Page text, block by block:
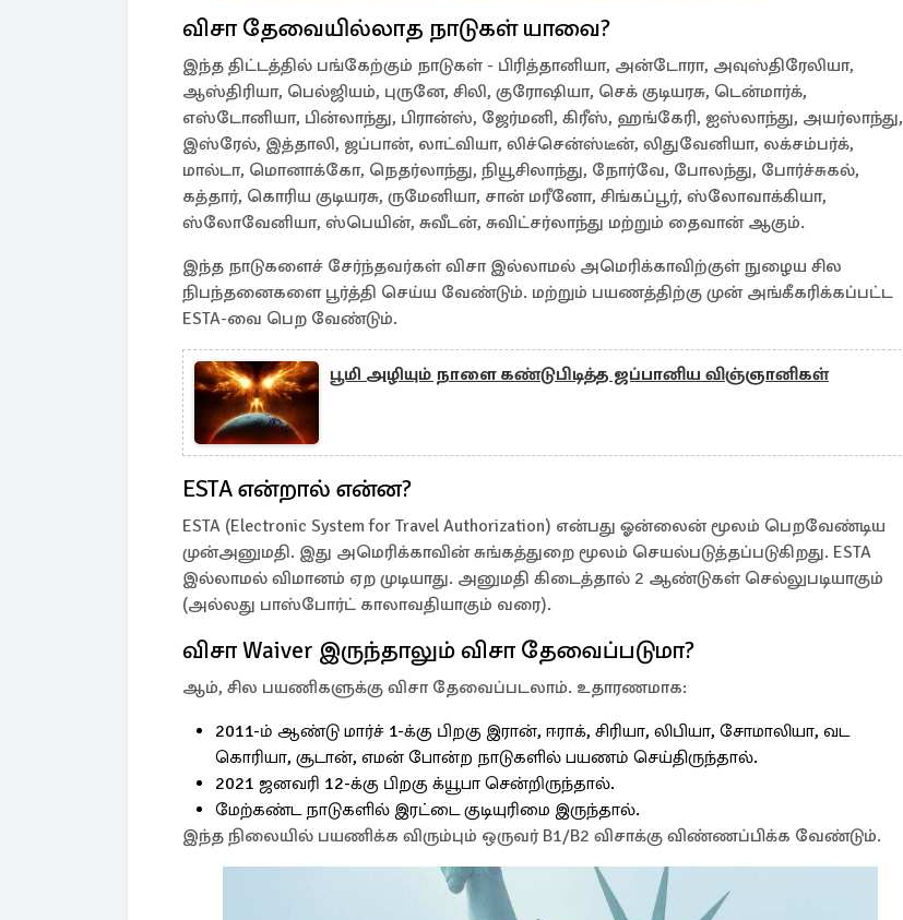
விசா தேவையில்லாத நாடுகள் யாவை?
இந்த திட்டத்தில் பங்கேற்கும் நாடுகள் - பிரித்தானியா, அன்டோரா, அவுஸ்திரேலியா,
ஆஸ்திரியா, பெல்ஜியம், புருனே, சிலி, குரோஷியா, செக் குடியரசு, டென்மார்க்,
எஸ்டோனியா, பின்லாந்து, பிரான்ஸ், ஜேர்மனி, கிரீஸ், ஹங்கேரி, ஐஸ்லாந்து, அயர்லாந்து,
இஸ்ரேல், இத்தாலி, ஜப்பான், லாட்வியா, லிச்சென்ஸ்டீன், லிதுவேனியா, லக்சம்பர்க்,
மால்டா, மொனாக்கோ, நெதர்லாந்து, நியூசிலாந்து, நோர்வே, போலந்து, போர்ச்சுகல்,
கத்தார், கொரிய குடியரசு, ருமேனியா, சான் மரீனோ, சிங்கப்பூர், ஸ்லோவாக்கியா,
ஸ்லோவேனியா, ஸ்பெயின், சுவீடன், சுவிட்சர்லாந்து மற்றும் தைவான் ஆகும்.
இந்த நாடுகளைச் சேர்ந்தவர்கள் விசா இல்லாமல் அமெரிக்காவிற்குள் நுழைய சில
நிபந்தனைகளை பூர்த்தி செய்ய வேண்டும். மற்றும் பயணத்திற்கு முன் அங்கீகரிக்கப்பட்ட
ESTA-வை பெற வேண்டும்.
பூமி அழியும் நாளை கண்டுபிடித்த ஜப்பானிய விஞ்ஞானிகள்
ESTA என்றால் என்ன?
ESTA (Electronic System for Travel Authorization) என்பது ஓன்லைன் மூலம் பெறவேண்டிய
முன்அனுமதி. இது அமெரிக்காவின் சுங்கத்துறை மூலம் செயல்படுத்தப்படுகிறது. ESTA
இல்லாமல் விமானம் ஏற முடியாது. அனுமதி கிடைத்தால் 2 ஆண்டுகள் செல்லுபடியாகும்
(அல்லது பாஸ்போர்ட் காலாவதியாகும் வரை).
விசா Waiver இருந்தாலும் விசா தேவைப்படுமா?
ஆம், சில பயணிகளுக்கு விசா தேவைப்படலாம். உதாரணமாக:
2011-ம் ஆண்டு மார்ச் 1-க்கு பிறகு இரான், ஈராக், சிரியா, லிபியா, சோமாலியா, வட
கொரியா, சூடான், எமன் போன்ற நாடுகளில் பயணம் செய்திருந்தால்.
2021 ஜனவரி 12-க்கு பிறகு க்யூபா சென்றிருந்தால்.
மேற்கண்ட நாடுகளில் இரட்டை குடியுரிமை இருந்தால்.
இந்த நிலையில் பயணிக்க விரும்பும் ஒருவர் B1/B2 விசாக்கு விண்ணப்பிக்க வேண்டும்.